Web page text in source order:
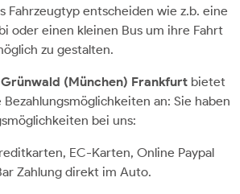
Fahrzeugtyp entscheiden wie z.b. eine
oder einen kleinen Bus um ihre Fahrt
zu gestalten.
(München) Frankfurt bietet
an: Sie haben
bei uns:
EC-Karten, Online Paypal
Zahlung direkt im Auto.